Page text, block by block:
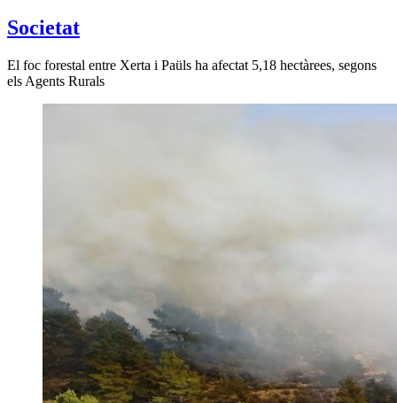
Societat
El foc forestal entre Xerta i Paüls ha afectat 5,18 hectàrees, segons
els Agents Rurals